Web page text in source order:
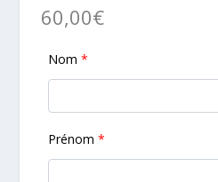
60,00€
Nom *
Prénom *